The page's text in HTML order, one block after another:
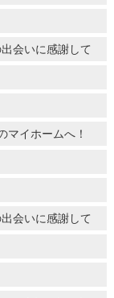
会いに感謝して
イホームへ！
会いに感謝して